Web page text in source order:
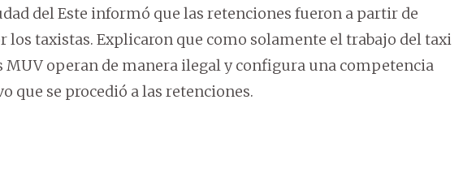
del Este informó que las retenciones fueron a partir de
los taxistas. Explicaron que como solamente el trabajo del taxi
MUV operan de manera ilegal y configura una competencia
que se procedió a las retenciones.